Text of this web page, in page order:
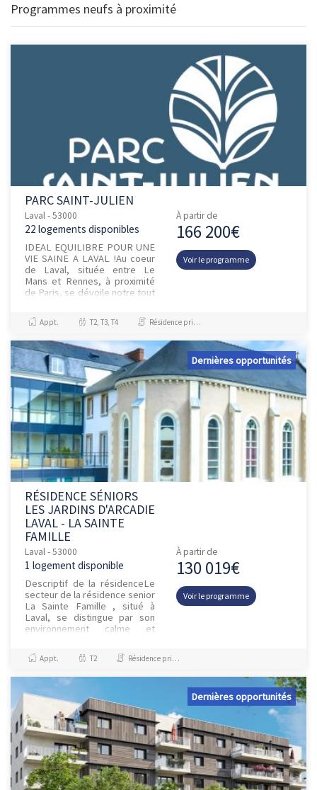
Programmes neufs à proximité
PARC SAINT-JULIEN
Laval - 53000
22 logements disponibles
IDEAL EQUILIBRE POUR UNE
VIE SAINE A LAVAL !Au coeur
de Laval, située entre Le
Mans et Rennes, à proximité
de Paris, se dévoile notre tout
Parc Saint-Julien....
À partir de
166 200€
Voir le programme
Appt. T2, T3, T4 Résidence principale / PTZ, Investissement et Défiscalisation
Dernières opportunités
RÉSIDENCE SÉNIORS
LES JARDINS D'ARCADIE
LAVAL - LA SAINTE
FAMILLE
Laval - 53000
1 logement disponible
Descriptif de la résidenceLe
secteur de la résidence senior
La Sainte Famille , situé à
Laval, se distingue par son
environnement calme et
seniors en quête de tra...
À partir de
130 019€
Voir le programme
Appt. T2 Résidence principale / PTZ
Dernières opportunités